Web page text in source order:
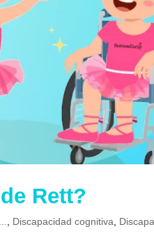
Rett?
, Discapacidad cognitiva,